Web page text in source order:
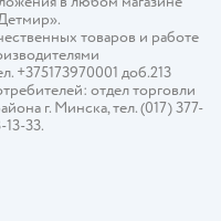
товаров и работе
+375173970001 доб.213
отдел торговли
г. Минска, тел. (017) 377-
13-33.